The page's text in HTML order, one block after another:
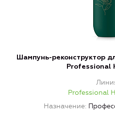
Шампунь-реконструктор
Professional
Professional
Назначение